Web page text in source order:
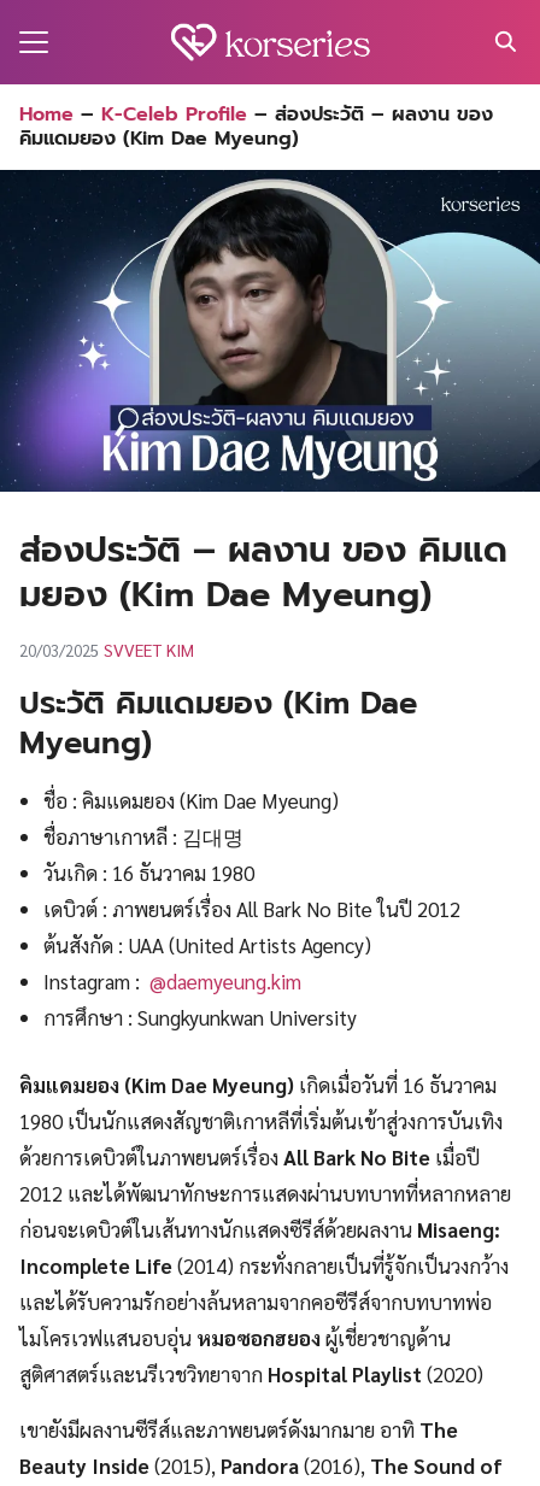
for:
Home – K-Celeb Profile – ส่องประวัติ – ผลงาน ของ
คิมแดมยอง (Kim Dae Myeung)
ส่องประวัติ – ผลงาน ของ คิมแด
มยอง (Kim Dae Myeung)
20/03/2025 SVVEET KIM
ประวัติ คิมแดมยอง (Kim Dae
Myeung)
ชื่อ : คิมแดมยอง (Kim Dae Myeung)
ชื่อภาษาเกาหลี : 김대명
วันเกิด : 16 ธันวาคม 1980
เดบิวต์ : ภาพยนตร์เรื่อง All Bark No Bite ในปี 2012
ต้นสังกัด : UAA (United Artists Agency)
Instagram :@daemyeung.kim
การศึกษา : Sungkyunkwan University
คิมแดมยอง (Kim Dae Myeung) เกิดเมื่อวันที่ 16 ธันวาคม
1980 เป็นนักแสดงสัญชาติเกาหลีที่เริ่มต้นเข้าสู่วงการบันเทิง
ด้วยการเดบิวต์ในภาพยนตร์เรื่องAll Bark No Bite เมื่อปี
2012 และได้พัฒนาทักษะการแสดงผ่านบทบาทที่หลากหลาย
ก่อนจะเดบิวต์ในเส้นทางนักแสดงซีรีส์ด้วยผลงาน Misaeng:
Incomplete Life(2014) กระทั่งกลายเป็นที่รู้จักเป็นวงกว้าง
และได้รับความรักอย่างล้นหลามจากคอซีรีส์จากบทบาทพ่อ
ไมโครเวฟแสนอบอุ่น หมอซอกฮยองผู้เชี่ยวชาญด้าน
สูติศาสตร์และนรีเวชวิทยาจาก Hospital Playlist (2020)
เขายังมีผลงานซีรีส์และภาพยนตร์ดังมากมาย อาทิ The
Beauty Inside(2015), Pandora(2016), The Sound of